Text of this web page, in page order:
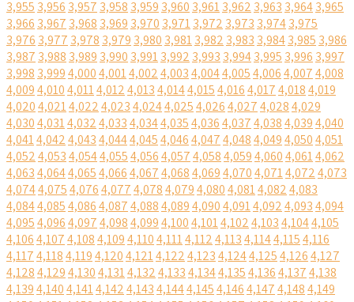
3,955 3,956 3,957 3,958 3,959 3,960 3,9613,962 3,963 3,9643,965
3,966 3,967 3,968 3,969 3,970 3,9713,972 3,973 3,9743,975
3,976 3,977 3,978 3,979 3,980 3,9813,982 3,983 3,9843,985 3,986
3,987 3,988 3,989 3,990 3,9913,992 3,993 3,9943,995 3,996 3,997
3,998 3,9994,0004,0014,0024,0034,0044,0054,0064,0074,008
4,0094,0104,0114,0124,0134,0144,0154,0164,0174,0184,019
4,0204,0214,0224,0234,0244,0254,0264,0274,0284,029
4,0304,0314,0324,0334,0344,0354,0364,0374,0384,0394,040
4,0414,0424,0434,0444,0454,0464,0474,0484,0494,0504,051
4,0524,0534,0544,0554,0564,0574,0584,0594,0604,0614,062
4,0634,0644,0654,0664,0674,0684,0694,0704,0714,0724,073
4,0744,0754,0764,0774,0784,0794,0804,0814,0824,083
4,0844,0854,0864,0874,0884,0894,0904,0914,0924,0934,094
4,0954,0964,0974,0984,0994,1004,1014,1024,1034,1044,105
4,1064,1074,1084,1094,1104,1114,1124,1134,1144,1154,116
4,1174,1184,1194,1204,1214,1224,1234,1244,1254,1264,127
4,1284,1294,1304,1314,1324,1334,1344,1354,1364,1374,138
4,1394,1404,1414,1424,1434,1444,1454,1464,1474,1484,149